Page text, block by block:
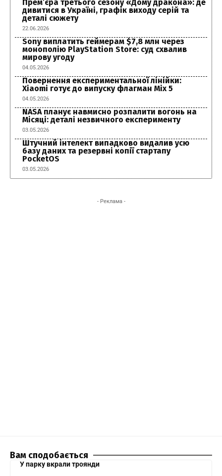
Прем’єра третього сезону «Дому дракона»: де
дивитися в Україні, графік виходу серій та
деталі сюжету
22.06.2026
Sony виплатить геймерам $7,8 млн через
монополію PlayStation Store: суд схвалив
мирову угоду
04.05.2026
Повернення експериментальної лінійки:
Xiaomi готує до випуску флагман Mix 5
04.05.2026
NASA планує навмисно розпалити вогонь на
Місяці: деталі незвичного експерименту
03.05.2026
Штучний інтелект випадково видалив усю
базу даних та резервні копії стартапу
PocketOS
03.05.2026
- Реклама -
Вам сподобається
У парку вкрали троянди